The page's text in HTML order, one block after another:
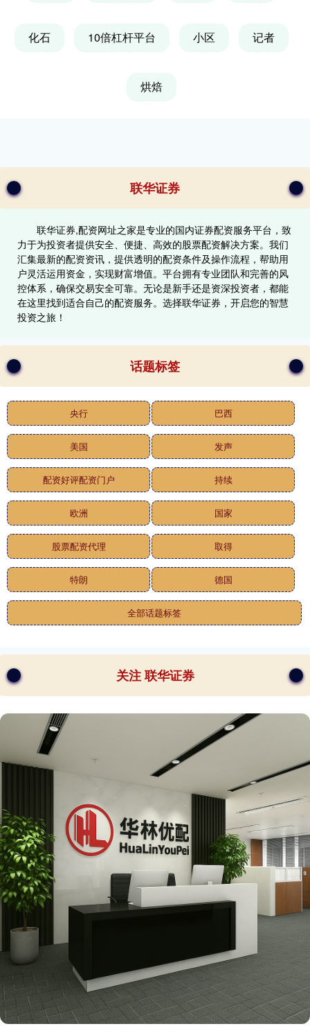
化石 10倍杠杆平台 小区 记者
烘焙
联华证券
联华证券,配资网址之家是专业的国内证券配资服务平台，致
力于为投资者提供安全、便捷、高效的股票配资解决方案。我们
汇集最新的配资资讯，提供透明的配资条件及操作流程，帮助用
户灵活运用资金，实现财富增值。平台拥有专业团队和完善的风
控体系，确保交易安全可靠。无论是新手还是资深投资者，都能
在这里找到适合自己的配资服务。选择联华证券，开启您的智慧
投资之旅！
话题标签
央行 巴西
美国 发声
配资好评配资门户 持续
欧洲 国家
股票配资代理 取得
特朗 德国
全部话题标签
关注 联华证券